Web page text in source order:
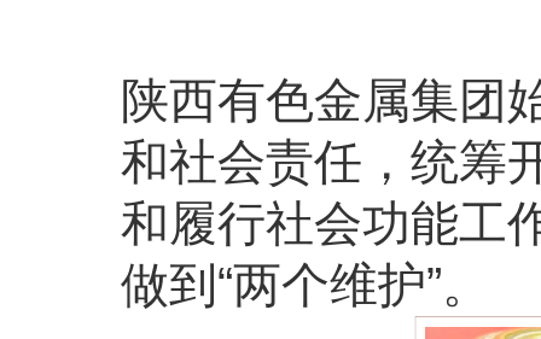
陕西有色金属集团
和社会责任，统筹
和履行社会功能工
做到“两个维护”。